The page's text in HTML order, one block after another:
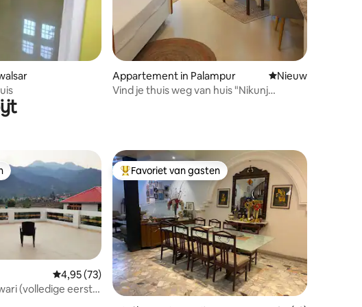
5, 36 recensies Appartement in Palampur Nieuwe
Nieuw
Vind je thuis weg van huis "Nikunj
uit 5, 20 recensies
Gemiddelde beoordeling van 4,95 uit 5, 73 recensies
4,95 (73)
(volledige eerste
Topfavoriet van gasten
Favoriet van gasten